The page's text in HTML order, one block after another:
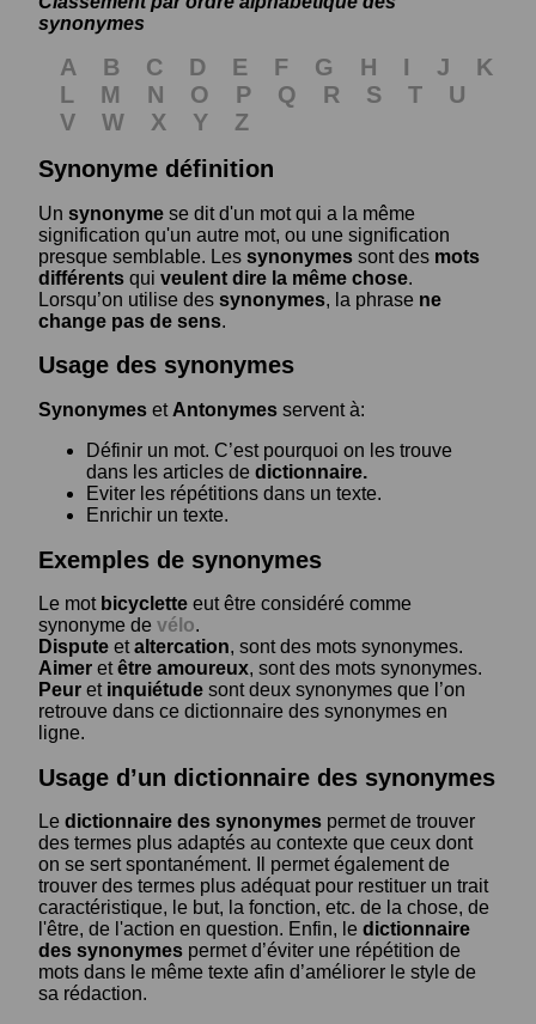
synonymes
A B C D E F G H I J
K
L
M N O P Q R S T
U
V
W X Y
Z
Synonyme définition
Un synonyme se dit d'un mot qui a la même
signification qu'un autre mot, ou une signification
presque semblable. Les synonymes sont des mots
différents qui veulent dire la même chose.
Lorsqu’on utilise des synonymes, la phrase ne
change pas de sens.
Usage des synonymes
Synonymes et Antonymes servent à:
Définir un mot. C’est pourquoi on les trouve
dans les articles de dictionnaire.
Eviter les répétitions dans un texte.
Enrichir un texte.
Exemples de synonymes
Le mot bicyclette eut être considéré comme
synonyme de vélo.
Dispute etaltercation, sont des mots synonymes.
Aimer etêtre amoureux, sont des mots synonymes.
Peur et inquiétude sont deux synonymes que l’on
retrouve dans ce dictionnaire des synonymes en
ligne.
Usage d’un dictionnaire des synonymes
Le dictionnaire des synonymes permet de trouver
des termes plus adaptés au contexte que ceux dont
on se sert spontanément. Il permet également de
trouver des termes plus adéquat pour restituer un trait
caractéristique, le but, la fonction, etc. de la chose, de
l'être, de l'action en question. Enfin, le dictionnaire
des synonymes permet d’éviter une répétition de
mots dans le même texte afin d’améliorer le style de
sa rédaction.